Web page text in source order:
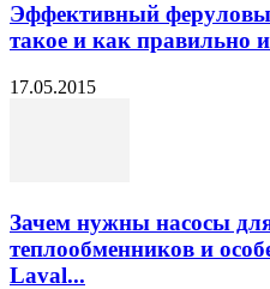
Эффективный
такое и как правильно
17.05.2015
Зачем нужны насосы
теплообменников и
Laval...